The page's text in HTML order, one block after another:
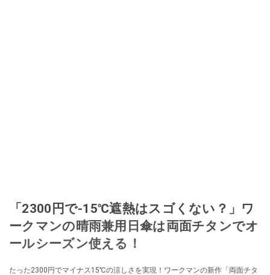
「2300円で-15℃遮熱はスゴくない？」ワ
ークマンの晴雨兼用日傘は両面チタンでオ
ールシーズン使える！
たった2300円でマイナス15℃の涼しさを実現！ワークマンの新作「両面チタ